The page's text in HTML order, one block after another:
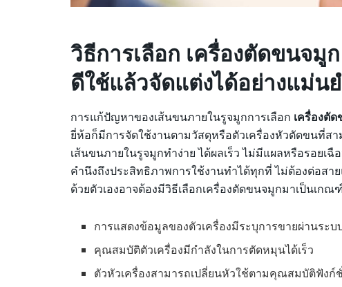
วิธีการเลือก เครื่องตัดขนจ
ดีใช้แล้วจัดแต่งได้อย่างแม่น
การแก้ปัญหาของเส้นขนภายในรูจมูกการเลือก เครื่องตั
ยี่ห้อก็มีการจัดใช้งานตามวัสดุหรือตัวเครื่องหัวตัดขนที่ส
เส้นขนภายในรูจมูกทำง่าย ได้ผลเร็ว ไม่มีแผลหรือรอยเ
คำนึงถึงประสิทธิภาพการใช้งานทำได้ทุกที่ ไม่ต้องต่อสา
ด้วยตัวเองอาจต้องมีวิธีเลือกเครื่องตัดขนจมูกมาเป็นเก
การแสดงข้อมูลของตัวเครื่องมีระบุการขายผ่านระบ
คุณสมบัติตัวเครื่องมีกำลังในการตัดหมุนได้เร็ว
ตัวหัวเครื่องสามารถเปลี่ยนหัวใช้ตามคุณสมบัติฟังก์